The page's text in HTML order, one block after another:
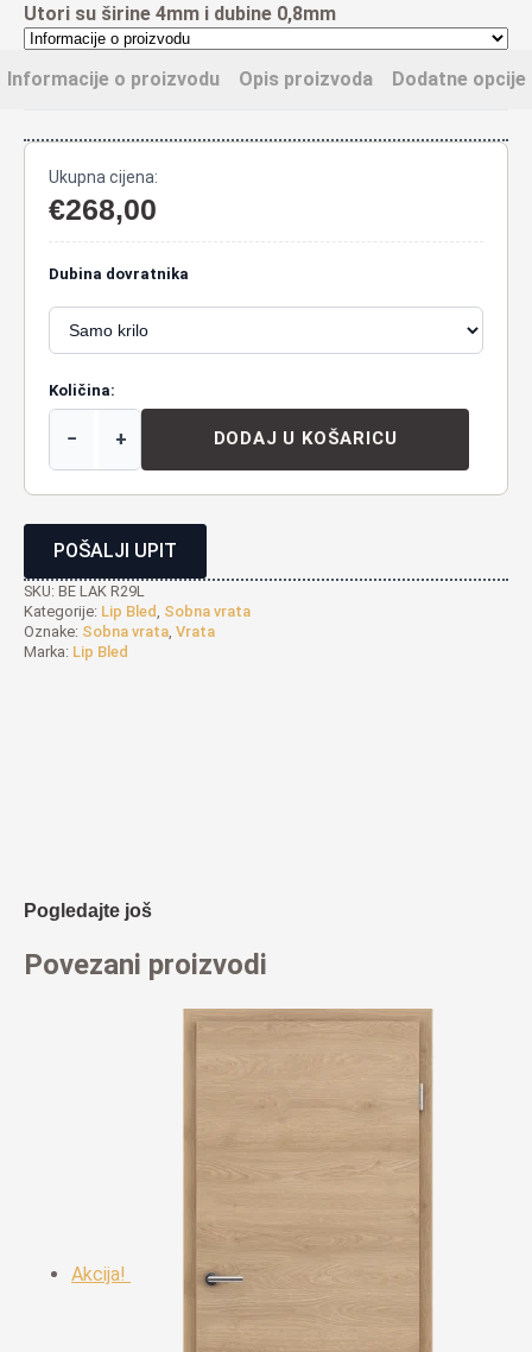
€523,00
Utori su širine 4mm i dubine 0,8mm
Informacije o proizvodu Opis proizvoda Dodatne opcije
Ukupna cijena:
€268,00
Dubina dovratnika
Količina:
− + DODAJ U KOŠARICU
POŠALJI UPIT
SKU: BE LAK R29L
Kategorije: Lip Bled Sobna vrata
Oznake: Sobna vrata Vrata
Marka: Lip Bled
Pogledajte još
Povezani proizvodi
Akcija!